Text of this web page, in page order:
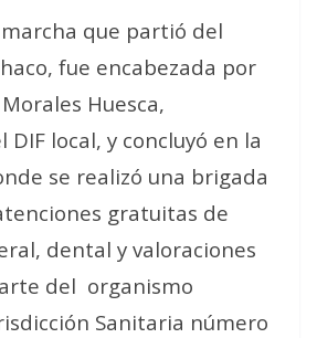
que partió del
fue encabezada por
Huesca,
local, y concluyó en la
se realizó una brigada
gratuitas de
dental y valoraciones
del organismo
Sanitaria número